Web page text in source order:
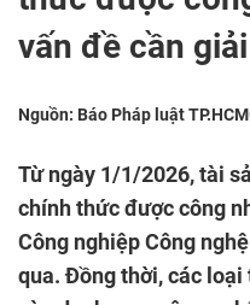
vấn đề cần
Nguồn: Báo Pháp luật TP.HCM
Từ ngày 1/1/2026, tài
chính thức được công
Công nghiệp Công
qua. Đồng thời, các